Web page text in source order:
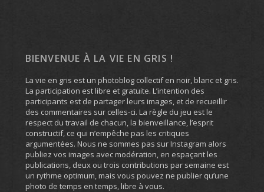
BIENVENUE À LA VIE EN GRIS !
La vie en gris est un photoblog collectif en noir, blanc et gris.
La participation est libre et gratuite. L’intention des
participants est de partager leurs images, et de recueillir
des commentaires sur celles-ci. La règle du jeu est le
respect du travail de chacun, la bienveillance, l’esprit
constructif, ce qui n’empêche pas les critiques
argumentées. Nous ne sommes pas sur Instagram alors
publiez vos images avec modération, en espaçant les
publications, deux ou trois contributions par semaine est
un rythme optimum, mais vous pouvez ne publier qu’une
photo de temps en temps, libre à vous.